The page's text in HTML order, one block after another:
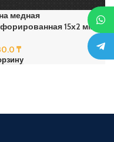
медная
15х2 мм
₸